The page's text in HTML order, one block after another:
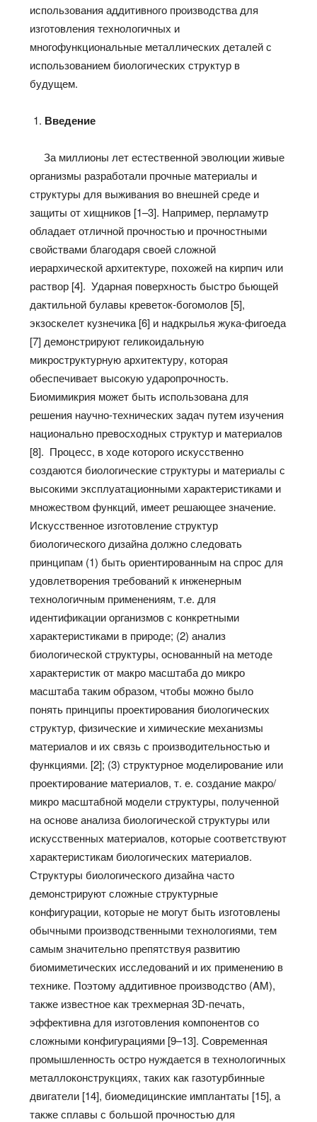
использования аддитивного производства для
изготовления технологичных и
многофункциональные металлических деталей с
использованием биологических структур в
будущем.
Введение
За миллионы лет естественной эволюции живые
организмы разработали прочные материалы и
структуры для выживания во внешней среде и
защиты от хищников [1–3]. Например, перламутр
обладает отличной прочностью и прочностными
свойствами благодаря своей сложной
иерархической архитектуре, похожей на кирпич или
раствор [4]. Ударная поверхность быстро бьющей
дактильной булавы креветок-богомолов [5],
экзоскелет кузнечика [6] и надкрылья жука-фигоеда
[7] демонстрируют геликоидальную
микроструктурную архитектуру, которая
обеспечивает высокую ударопрочность.
Биомимикрия может быть использована для
решения научно-технических задач путем изучения
национально превосходных структур и материалов
[8]. Процесс, в ходе которого искусственно
создаются биологические структуры и материалы с
высокими эксплуатационными характеристиками и
множеством функций, имеет решающее значение.
Искусственное изготовление структур
биологического дизайна должно следовать
принципам (1) быть ориентированным на спрос для
удовлетворения требований к инженерным
технологичным применениям, т.е. для
идентификации организмов с конкретными
характеристиками в природе; (2) анализ
биологической структуры, основанный на методе
характеристик от макро масштаба до микро
масштаба таким образом, чтобы можно было
понять принципы проектирования биологических
структур, физические и химические механизмы
материалов и их связь с производительностью и
функциями. [2]; (3) структурное моделирование или
проектирование материалов, т. е. создание макро/
микро масштабной модели структуры, полученной
на основе анализа биологической структуры или
искусственных материалов, которые соответствуют
характеристикам биологических материалов.
Структуры биологического дизайна часто
демонстрируют сложные структурные
конфигурации, которые не могут быть изготовлены
обычными производственными технологиями, тем
самым значительно препятствуя развитию
биомиметических исследований и их применению в
технике. Поэтому аддитивное производство (AM),
также известное как трехмерная 3D-печать,
эффективна для изготовления компонентов со
сложными конфигурациями [9–13]. Современная
промышленность остро нуждается в технологичных
металлоконструкциях, таких как газотурбинные
двигатели [14], биомедицинские имплантаты [15], а
также сплавы с большой прочностью для